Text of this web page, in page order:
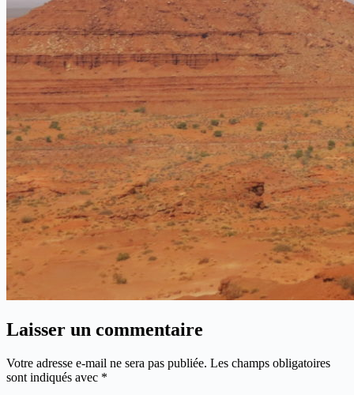
Laisser un commentaire
Votre adresse e-mail ne sera pas publiée. Les champs obligatoires
sont indiqués avec *